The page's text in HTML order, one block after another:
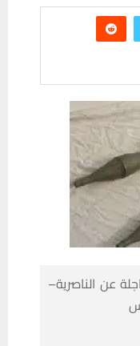
عن الناصرية–